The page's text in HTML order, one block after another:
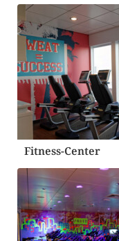
Fitness-Center